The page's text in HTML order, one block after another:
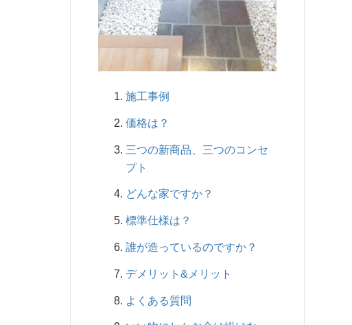
施工事例
価格は？
三つの新商品、三つのコンセ
プト
どんな家ですか？
標準仕様は？
誰が造っているのですか？
デメリット&メリット
よくある質問